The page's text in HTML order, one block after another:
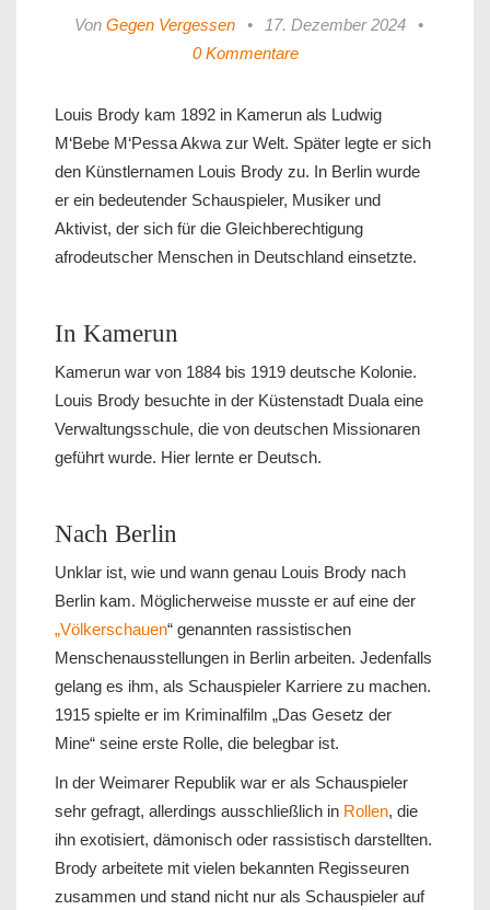
Von Gegen Vergessen • 17. Dezember 2024
•
0 Kommentare
Louis Brody kam 1892 in Kamerun als Ludwig
M‘Bebe M‘Pessa Akwa zur Welt. Später legte er sich
den Künstlernamen Louis Brody zu. In Berlin wurde
er ein bedeutender Schauspieler, Musiker und
Aktivist, der sich für die Gleichberechtigung
afrodeutscher Menschen in Deutschland einsetzte.
In Kamerun
Kamerun war von 1884 bis 1919 deutsche Kolonie.
Louis Brody besuchte in der Küstenstadt Duala eine
Verwaltungsschule, die von deutschen Missionaren
geführt wurde. Hier lernte er Deutsch.
Nach Berlin
Unklar ist, wie und wann genau Louis Brody nach
Berlin kam. Möglicherweise musste er auf eine der
„Völkerschauen“ genannten rassistischen
Menschenausstellungen in Berlin arbeiten. Jedenfalls
gelang es ihm, als Schauspieler Karriere zu machen.
1915 spielte er im Kriminalfilm „Das Gesetz der
Mine“ seine erste Rolle, die belegbar ist.
In der Weimarer Republik war er als Schauspieler
sehr gefragt, allerdings ausschließlich in Rollen, die
ihn exotisiert, dämonisch oder rassistisch darstellten.
Brody arbeitete mit vielen bekannten Regisseuren
zusammen und stand nicht nur als Schauspieler auf